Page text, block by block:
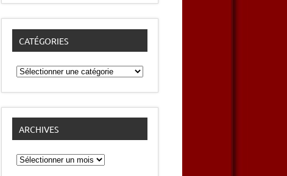
CATÉGORIES
Catégories
ARCHIVES
Archives